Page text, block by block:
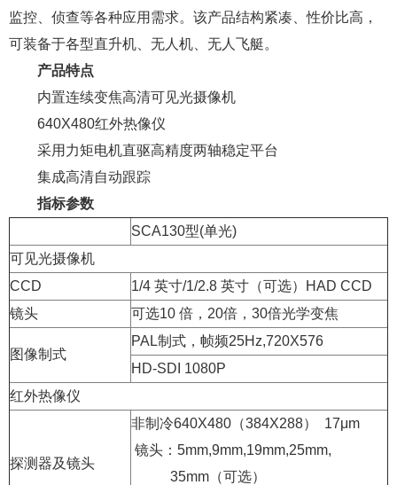
监控、侦查等各种应用需求。该产品结构紧凑、性价比高，
可装备于各型直升机、无人机、无人飞艇。
产品特点
内置连续变焦高清可见光摄像机
640X480红外热像仪
采用力矩电机直驱高精度两轴稳定平台
集成高清自动跟踪
指标参数
SCA130型(单光)
可见光摄像机
CCD
1/4 英寸/1/2.8 英寸（可选）HAD CCD
镜头
可选10 倍，20倍，30倍光学变焦
图像制式
PAL制式，帧频25Hz,720X576
HD-SDI 1080P
红外热像仪
探测器及镜头
非制冷640X480（384X288） 17μm
镜头：5mm,9mm,19mm,25mm,
35mm（可选）